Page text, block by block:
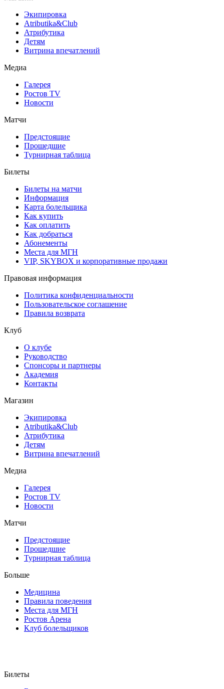
Экипировка
Atributika&Club
Атрибутика
Детям
Витрина впечатлений
Медиа
Галерея
Ростов TV
Новости
Матчи
Предстоящие
Прошедшие
Турнирная таблица
Билеты
Билеты на матчи
Информация
Карта болельщика
Как купить
Как оплатить
Как добраться
Абонементы
Места для МГН
VIP, SKYBOX и корпоративные продажи
Правовая информация
Политика конфиденциальности
Пользовательское соглашение
Правила возврата
Клуб
О клубе
Руководство
Спонсоры и партнеры
Академия
Контакты
Магазин
Экипировка
Atributika&Club
Атрибутика
Детям
Витрина впечатлений
Медиа
Галерея
Ростов TV
Новости
Матчи
Предстоящие
Прошедшие
Турнирная таблица
Больше
Медицина
Правила поведения
Места для МГН
Ростов Арена
Клуб болельщиков
Билеты